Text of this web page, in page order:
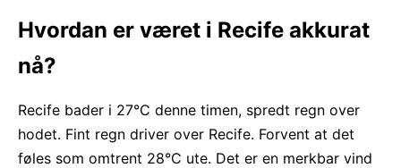
Hvordan er været i Recife akkurat
nå?
Recife bader i 27°C denne timen, spredt regn over
hodet. Fint regn driver over Recife. Forvent at det
føles som omtrent 28°C ute. Det er en merkbar vind